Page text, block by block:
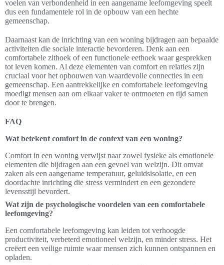
voelen van verbondenheid in een aangename leefomgeving speelt
dus een fundamentele rol in de opbouw van een hechte
gemeenschap.
Daarnaast kan de inrichting van een woning bijdragen aan bepaalde
activiteiten die sociale interactie bevorderen. Denk aan een
comfortabele zithoek of een functionele eethoek waar gesprekken
tot leven komen. Al deze elementen van comfort en relaties zijn
cruciaal voor het opbouwen van waardevolle connecties in een
gemeenschap. Een aantrekkelijke en comfortabele leefomgeving
moedigt mensen aan om elkaar vaker te ontmoeten en tijd samen
door te brengen.
FAQ
Wat betekent comfort in de context van een woning?
Comfort in een woning verwijst naar zowel fysieke als emotionele
elementen die bijdragen aan een gevoel van welzijn. Dit omvat
zaken als een aangename temperatuur, geluidsisolatie, en een
doordachte inrichting die stress vermindert en een gezondere
levensstijl bevordert.
Wat zijn de psychologische voordelen van een comfortabele
leefomgeving?
Een comfortabele leefomgeving kan leiden tot verhoogde
productiviteit, verbeterd emotioneel welzijn, en minder stress. Het
creëert een veilige ruimte waar mensen zich kunnen ontspannen en
opladen.